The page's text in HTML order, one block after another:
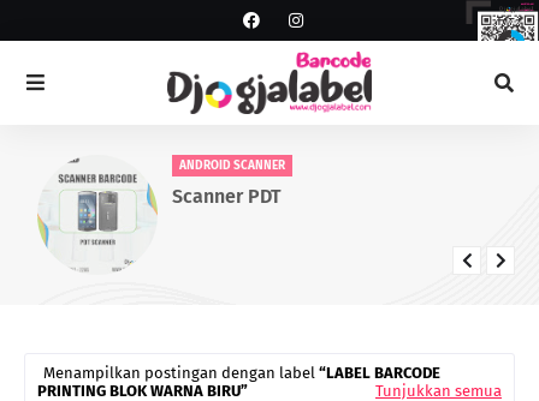
ANDROID SCANNER
Scanner PDT
Menampilkan postingan dengan label LABEL BARCODE
PRINTING BLOK WARNA BIRU
Tunjukkan semua